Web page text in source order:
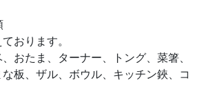
おります。
おたま、ターナー、トング、菜箸、
板、ザル、ボウル、キッチン鋏、コ